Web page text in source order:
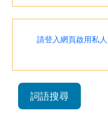
請登入網頁啟用私人
詞語搜尋